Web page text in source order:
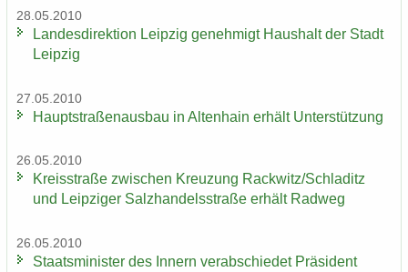
28.05.2010
Lan­des­di­rek­ti­on Leip­zig ge­neh­migt Haus­halt der Stadt
Leip­zig
27.05.2010
Haupt­stra­ßen­aus­bau in Al­ten­hain er­hält Un­ter­stüt­zung
26.05.2010
Kreis­stra­ße zwi­schen Kreu­zung Rack­witz/Schla­ditz
und Leip­zi­ger Salz­han­dels­stra­ße er­hält Rad­weg
26.05.2010
Staats­mi­nis­ter des In­nern ver­ab­schie­det Prä­si­dent